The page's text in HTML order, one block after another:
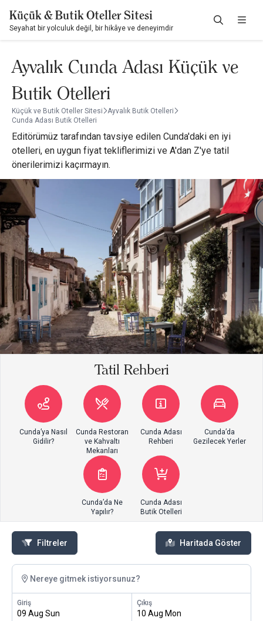
Küçük & Butik Oteller Sitesi
Seyahat bir yolculuk değil, bir hikâye ve deneyimdir
Ayvalık Cunda Adası Küçük ve
Butik Otelleri
Küçük ve Butik Oteller Sitesi
Ayvalık Butik Otelleri
Cunda Adası Butik Otelleri
Editörümüz tarafından tavsiye edilen Cunda'daki en iyi
otelleri, en uygun fiyat tekliflerimizi ve A'dan Z'ye tatil
önerilerimizi kaçırmayın.
Tatil Rehberi
Cunda’ya Nasıl
Gidilir?
Cunda Restoran
ve Kahvaltı
Mekanları
Cunda Adası
Rehberi
Cunda’da
Gezilecek Yerler
Cunda’da Ne
Yapılır?
Cunda Adası
Butik Otelleri
Filtreler Haritada Göster
Nereye gitmek istiyorsunuz?
Giriş
09 Aug Sun
Çıkış
10 Aug Mon